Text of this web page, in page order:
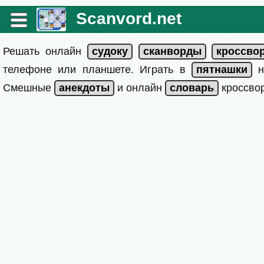
Scanvord.net
Решать онлайн
телефоне или планшете. Играть в
Смешные
и онлайн